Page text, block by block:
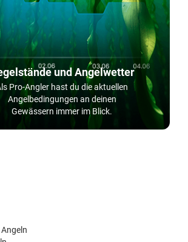
und Angelwetter
Pro-Angler hast du die aktuellen
Angelbedingungen an deinen
Gewässern immer im Blick.